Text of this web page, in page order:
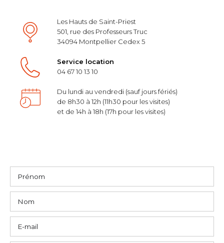
Les Hauts de Saint-Priest
501, rue des Professeurs Truc
34094 Montpellier Cedex 5
Service location
04 67 10 13 10
Du lundi au vendredi (sauf jours fériés)
de 8h30 à 12h (11h30 pour les visites)
et de 14h à 18h (17h pour les visites)